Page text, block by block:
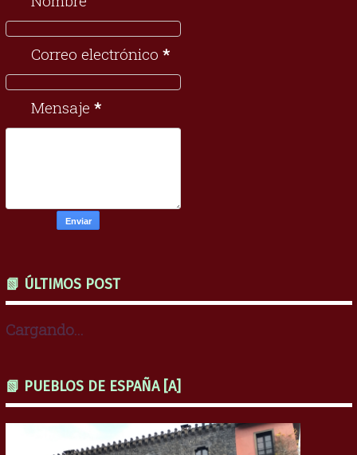
Correo electrónico *
Mensaje *
📗 ÚLTIMOS POST
Cargando...
📗 PUEBLOS DE ESPAÑA [A]